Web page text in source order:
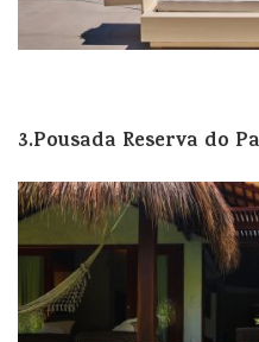
3.Pousada Reserva do